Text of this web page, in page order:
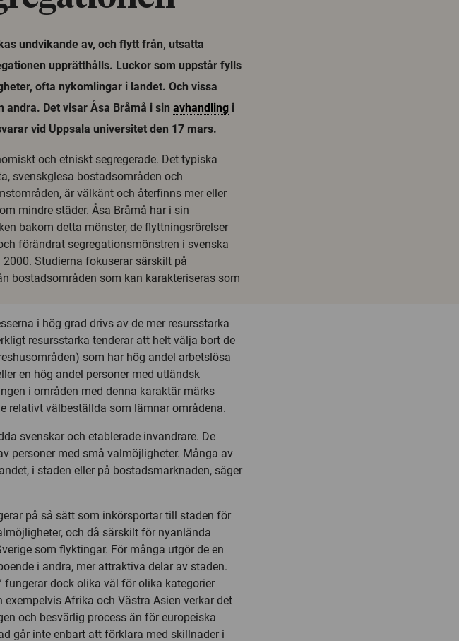
undvikande av, och flytt från, utsatta
upprätthålls. Luckor som uppstår fylls
ofta nykomlingar i landet. Och vissa
andra. Det visar Åsa Bråmå i sin avhandling i
vid Uppsala universitet den 17 mars.
och etniskt segregerade. Det typiska
svenskglesa bostadsområden och
är välkänt och återfinns mer eller
mindre städer. Åsa Bråmå har i sin
bakom detta mönster, de flyttningsrörelser
förändrat segregationsmönstren i svenska
Studierna fokuserar särskilt på
bostadsområden som kan karakteriseras som
i hög grad drivs av de mer resursstarka
resursstarka tenderar att helt välja bort de
som har hög andel arbetslösa
en hög andel personer med utländsk
i områden med denna karaktär märks
relativt välbeställda som lämnar områdena.
svenskar och etablerade invandrare. De
personer med små valmöjligheter. Många av
i staden eller på bostadsmarknaden, säger
på så sätt som inkörsportar till staden för
och då särskilt för nyanlända
som flyktingar. För många utgör de en
i andra, mer attraktiva delar av staden.
fungerar dock olika väl för olika kategorier
exempelvis Afrika och Västra Asien verkar det
och besvärlig process än för europeiska
går inte enbart att förklara med skillnader i